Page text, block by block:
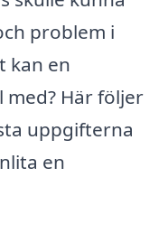
problem i
kan en
Här följer
uppgifterna
en